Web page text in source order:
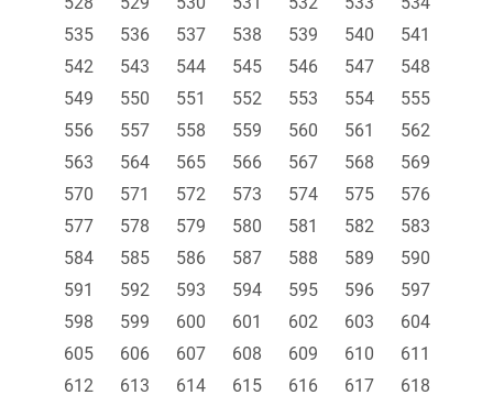
535
536 537 538 539 540
541
542
543 544 545 546 547
548
549
550 551 552 553 554
555
556
557 558 559 560 561
562
563
564 565 566 567 568
569
570
571 572 573 574 575
576
577
578 579 580 581 582
583
584
585 586 587 588 589
590
591
592 593 594 595 596
597
598
599 600 601 602 603
604
605
606 607 608 609 610
611
612
613 614 615 616 617
618